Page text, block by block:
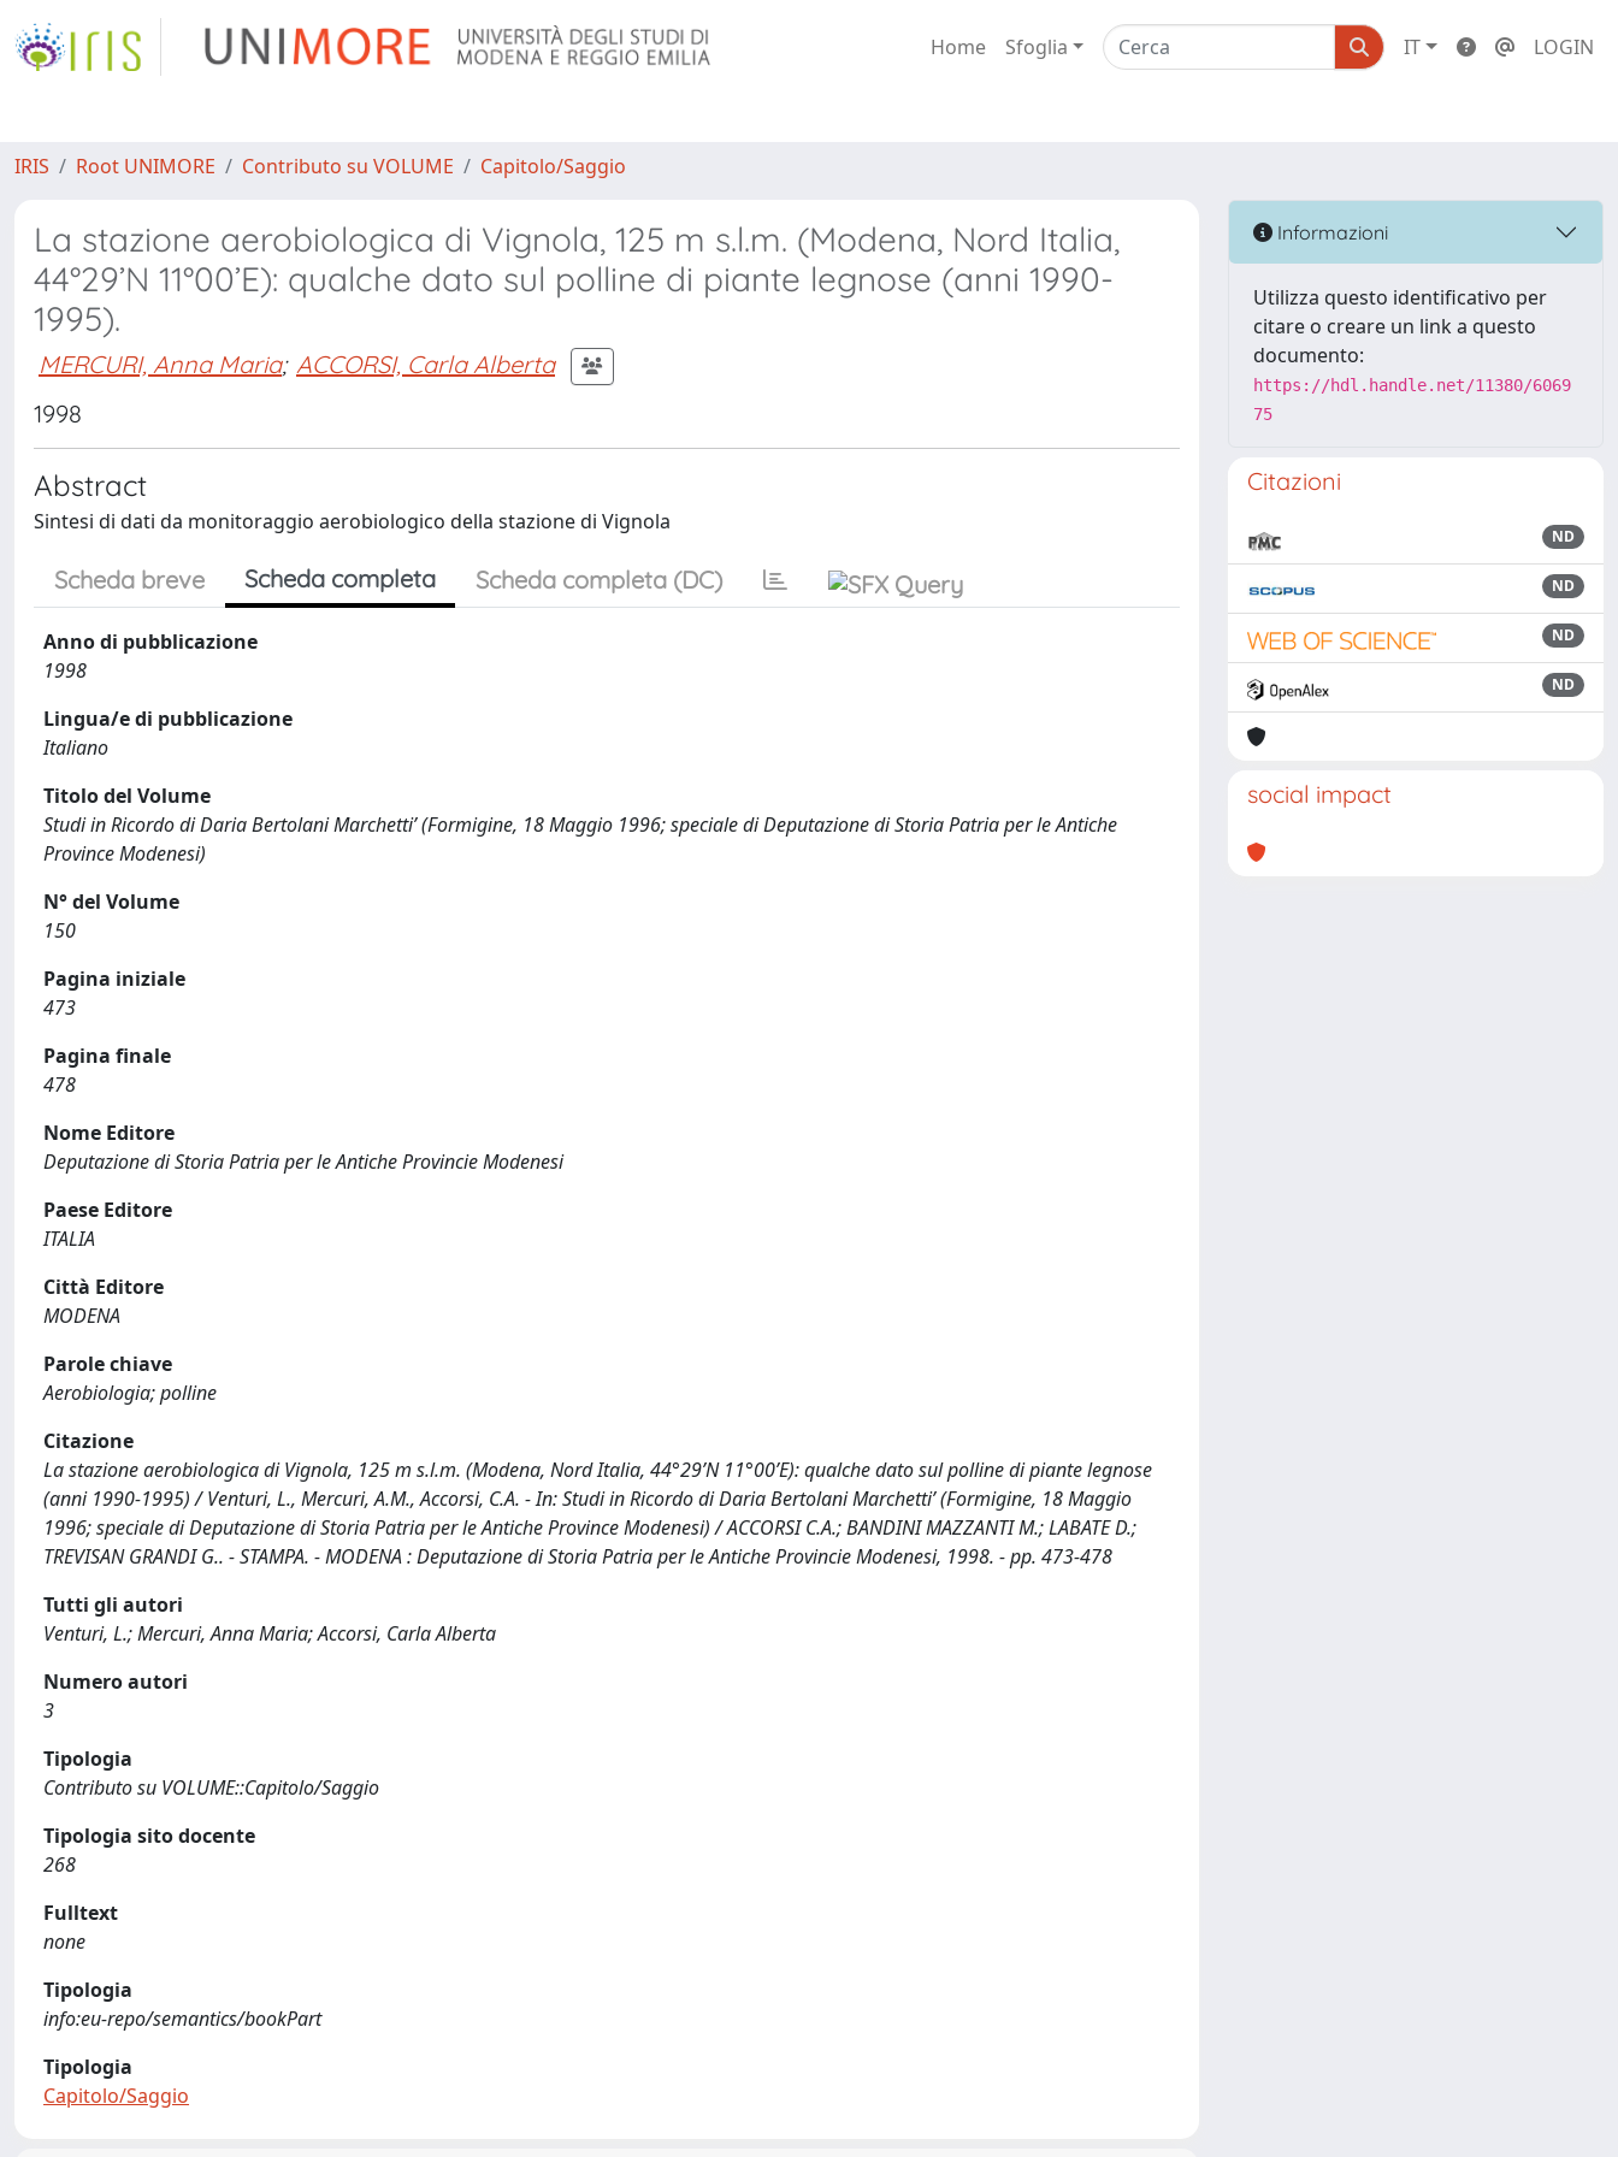
Home Sfoglia IT LOGIN
IRIS Root UNIMORE Contributo su VOLUME Capitolo/Saggio
La stazione aerobiologica di Vignola, 125 m s.l.m. (Modena, Nord Italia,
44°29’N 11°00’E): qualche dato sul polline di piante legnose (anni 1990-
1995).
MERCURI, Anna Maria; ACCORSI, Carla Alberta
1998
Abstract
Sintesi di dati da monitoraggio aerobiologico della stazione di Vignola
Scheda breve Scheda completa Scheda completa (DC)
Anno di pubblicazione
1998
Lingua/e di pubblicazione
Italiano
Titolo del Volume
Studi in Ricordo di Daria Bertolani Marchetti’ (Formigine, 18 Maggio 1996; speciale di Deputazione di Storia Patria per le Antiche
Province Modenesi)
N° del Volume
150
Pagina iniziale
473
Pagina finale
478
Nome Editore
Deputazione di Storia Patria per le Antiche Provincie Modenesi
Paese Editore
ITALIA
Città Editore
MODENA
Parole chiave
Aerobiologia; polline
Citazione
La stazione aerobiologica di Vignola, 125 m s.l.m. (Modena, Nord Italia, 44°29’N 11°00’E): qualche dato sul polline di piante legnose
(anni 1990-1995) / Venturi, L., Mercuri, A.M., Accorsi, C.A. - In: Studi in Ricordo di Daria Bertolani Marchetti’ (Formigine, 18 Maggio
1996; speciale di Deputazione di Storia Patria per le Antiche Province Modenesi) / ACCORSI C.A.; BANDINI MAZZANTI M.; LABATE D.;
TREVISAN GRANDI G.. - STAMPA. - MODENA : Deputazione di Storia Patria per le Antiche Provincie Modenesi, 1998. - pp. 473-478
Tutti gli autori
Venturi, L.; Mercuri, Anna Maria; Accorsi, Carla Alberta
Numero autori
3
Tipologia
Contributo su VOLUME::Capitolo/Saggio
Tipologia sito docente
268
Fulltext
none
Tipologia
info:eu-repo/semantics/bookPart
Tipologia
Capitolo/Saggio
Informazioni
Utilizza questo identificativo per
citare o creare un link a questo
documento:
https://hdl.handle.net/11380/6069
75
Citazioni
ND
ND
ND
ND
social impact